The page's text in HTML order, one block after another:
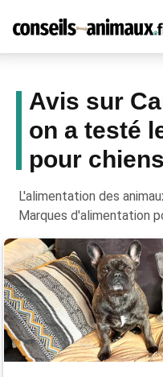
Avis sur
on a testé
pour chiens
L'alimentation des
Marques d'alimentation
aucun